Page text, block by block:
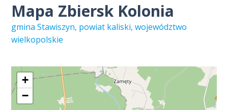
Mapa Zbiersk Kolonia
gmina Stawiszyn, powiat kaliski, województwo
wielkopolskie
+
−